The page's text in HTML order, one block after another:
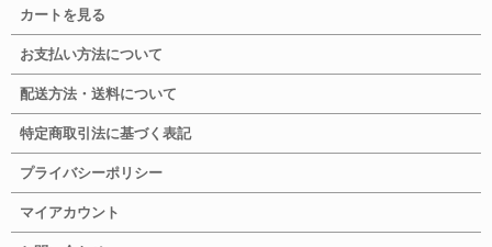
カートを見る
お支払い方法について
配送方法・送料について
特定商取引法に基づく表記
プライバシーポリシー
マイアカウント